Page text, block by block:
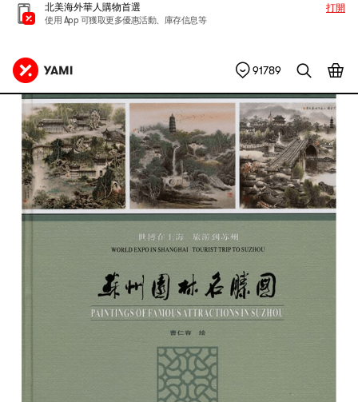
北美海外華人購物首選
使用 App 可獲取更多優惠活動、庫存信息等
打開
91789